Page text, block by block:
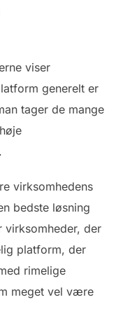
viser
generelt er
tager de mange
virksomhedens
bedste løsning
der
platform, der
rimelige
meget vel være